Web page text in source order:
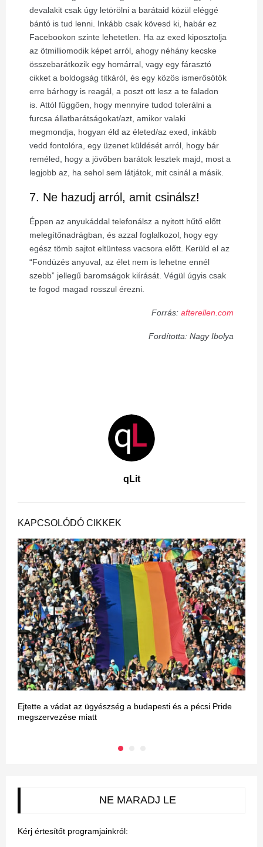
devalakit csak úgy letörölni a barátaid közül eléggé
bántó is tud lenni. Inkább csak kövesd ki, habár ez
Facebookon szinte lehetetlen. Ha az exed kiposztolja
az ötmilliomodik képet arról, ahogy néhány kecske
összebarátkozik egy homárral, vagy egy fárasztó
cikket a boldogság titkáról, és egy közös ismerősötök
erre bárhogy is reagál, a poszt ott lesz a te faladon
is. Attól függően, hogy mennyire tudod tolerálni a
furcsa állatbarátságokat/azt, amikor valaki
megmondja, hogyan éld az életed/az exed, inkább
vedd fontolóra, egy üzenet küldését arról, hogy bár
reméled, hogy a jövőben barátok lesztek majd, most a
legjobb az, ha sehol sem látjátok, mit csinál a másik.
7. Ne hazudj arról, amit csinálsz!
Éppen az anyukáddal telefonálsz a nyitott hűtő előtt
melegítőnadrágban, és azzal foglalkozol, hogy egy
egész tömb sajtot eltüntess vacsora előtt. Kerüld el az
“Fondüzés anyuval, az élet nem is lehetne ennél
szebb” jellegű baromságok kiírását. Végül úgyis csak
te fogod magad rosszul érezni.
Forrás: afterellen.com
Fordította: Nagy Ibolya
qLit
KAPCSOLÓDÓ CIKKEK
Ejtette a vádat az ügyészség a budapesti és a pécsi Pride
megszervezése miatt
NE MARADJ LE
Kérj értesítőt programjainkról: